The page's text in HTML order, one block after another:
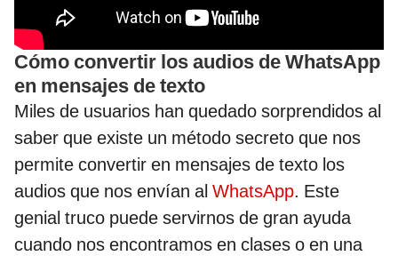
Cómo convertir los audios de WhatsApp
en mensajes de texto
Miles de usuarios han quedado sorprendidos al
saber que existe un método secreto que nos
permite convertir en mensajes de texto los
audios que nos envían al WhatsApp. Este
genial truco puede servirnos de gran ayuda
cuando nos encontramos en clases o en una